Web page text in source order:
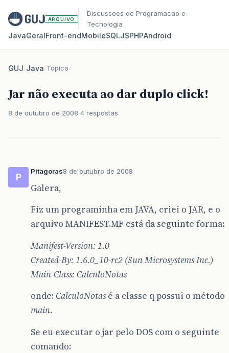
ARQUIVO
Discussoes de Programacao e
Tecnologia
JavaGeralFront‑endMobileSQLJSPHPAndroid
GUJ/Java/Topico
Jar não executa ao dar duplo click!
8 de outubro de 2008 4 respostas
P
Pitagoras8 de outubro de 2008
Galera,
Fiz um programinha em JAVA, criei o JAR, e o
arquivo MANIFEST.MF está da seguinte forma:
Manifest-Version: 1.0
Created-By: 1.6.0_10-rc2 (Sun Microsystems Inc.)
Main-Class: CalculoNotas
onde: CalculoNotasé a classe q possui o método
main.
Se eu executar o jar pelo DOS com o seguinte
comando: